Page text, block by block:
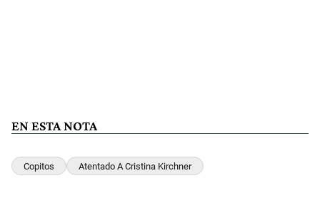
EN ESTA NOTA
Copitos Atentado A Cristina Kirchner